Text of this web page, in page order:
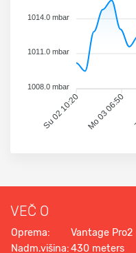
Su 02 10:20 Mo 03 06:50
1014.0 mbar
1011.0 mbar
1008.0 mbar
VEČ O
Oprema:
Vantage Pro2
Nadm.višina:430 meters